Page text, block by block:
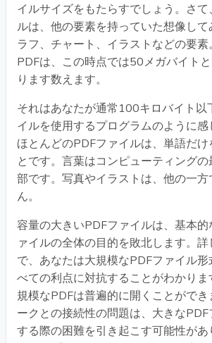
イルサイズをもたらすでしょう。さて
ルは、他の要素を持っていた想像し
ラフ、チャート、イラストなどの要
PDFは、この時点では50メガバイト
ります数えます。
それはあなたが通常100キロバイト以
イルを使用するプログラムのように感
ほとんどのPDFファイルは、単語だけ
とです。言葉はコンピューティング
部です。写真やイラストは、他の一
ん。
容量の大きいPDFファイルは、基本
ァイルの全体の目的を敗北します。
で、あなたは大規模なPDFファイル
べての利点に対抗することがわかり
規模なPDFは普遍的に開くことがで
ークとの接続性の問題は、大きな
する際の困難を引き起こす可能性が